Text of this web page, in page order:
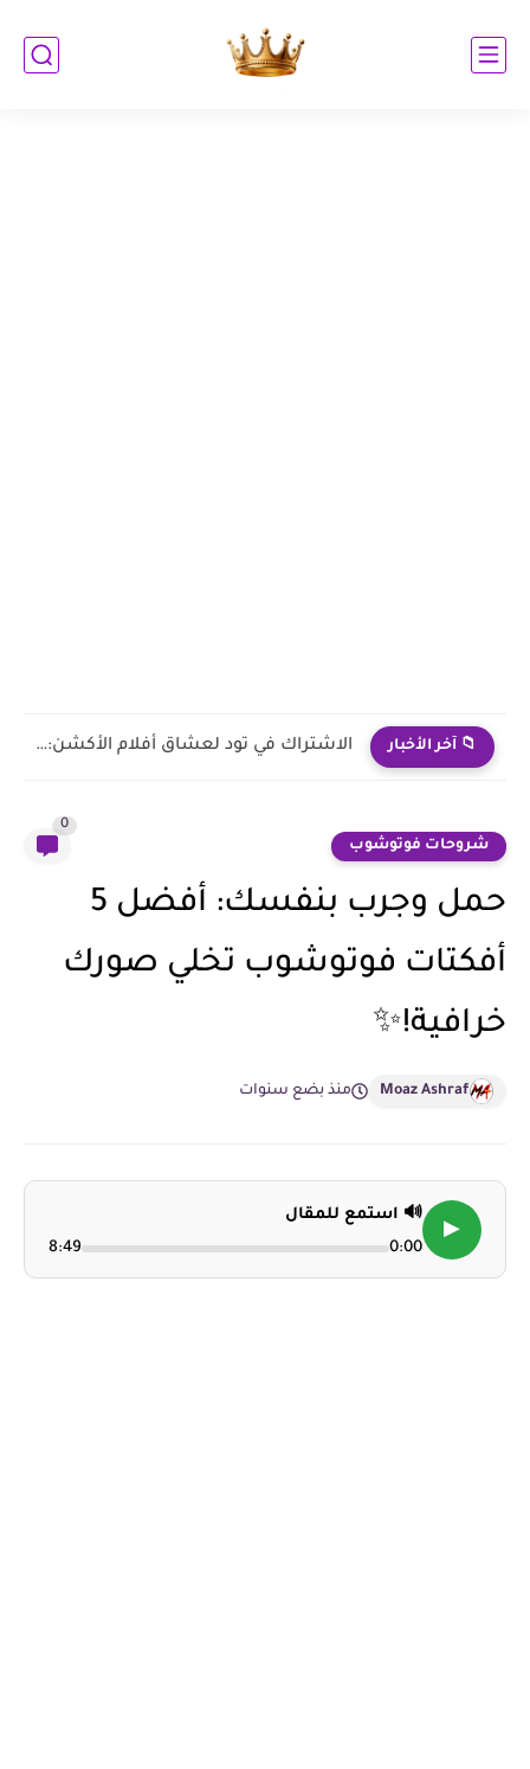
📁 آخر الأخبار هل توفر منصة TOD باقات مخفضة للشباب؟ الحقيقة الكاملة قبل...
شروحات فوتوشوب
0
حمل وجرب بنفسك: أفضل 5
أفكتات فوتوشوب تخلي صورك
خرافية!✨
Moaz Ashraf منذ بضع سنوات
▶
🔊 استمع للمقال
0:00
8:49